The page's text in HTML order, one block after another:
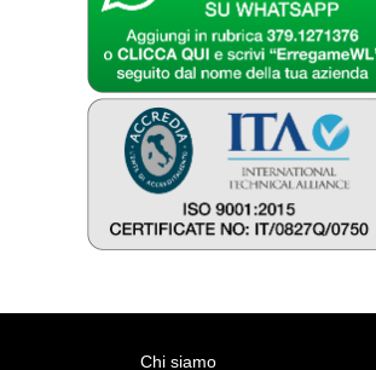
Chi siamo